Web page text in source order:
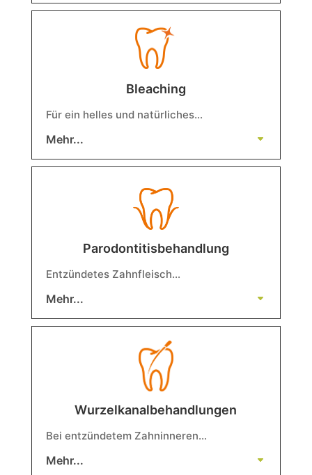
Bleaching
Für ein helles und natürliches…
Mehr...
Parodontitisbehandlung
Entzündetes Zahnfleisch…
Mehr...
Wurzelkanalbehandlungen
Bei entzündetem Zahninneren…
Mehr...